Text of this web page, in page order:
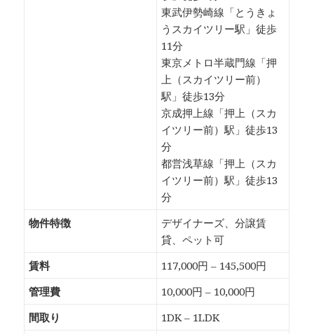
東武伊勢崎線「とうきょ
うスカイツリー駅」徒歩
11分
東京メトロ半蔵門線「押
上（スカイツリー前）
駅」徒歩13分
京成押上線「押上（スカ
イツリー前）駅」徒歩13
分
都営浅草線「押上（スカ
イツリー前）駅」徒歩13
分
物件特徴
デザイナーズ、分譲賃
貸、ペット可
賃料
117,000円 – 145,500円
管理費
10,000円 – 10,000円
間取り
1DK – 1LDK